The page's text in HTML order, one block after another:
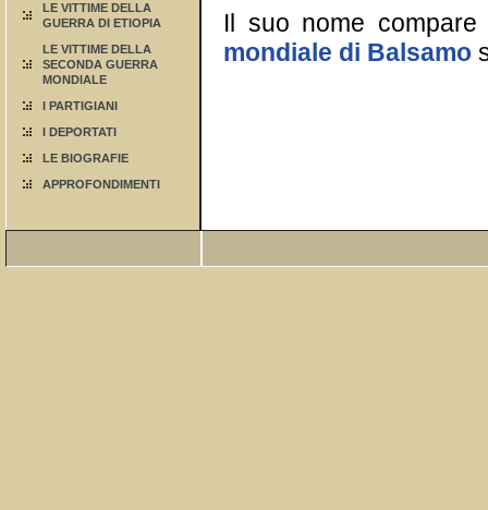
LE VITTIME DELLA
GUERRA DI ETIOPIA
LE VITTIME DELLA
SECONDA GUERRA
MONDIALE
I PARTIGIANI
I DEPORTATI
LE BIOGRAFIE
APPROFONDIMENTI
Il suo nome
mondiale di Balsamo